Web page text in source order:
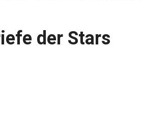
der Stars